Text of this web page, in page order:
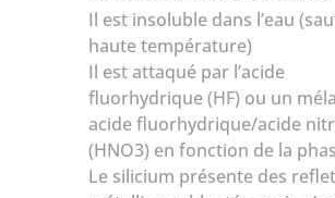
Il est insoluble dans l’eau
haute température)
Il est attaqué par l’acide
fluorhydrique (HF) ou un
acide fluorhydrique/acide
(HNO3) en fonction de la
Le silicium présente des